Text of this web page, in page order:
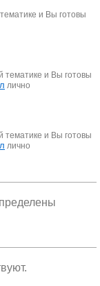
и Вы готовы
тематике и Вы готовы
лично
тематике и Вы готовы
лично